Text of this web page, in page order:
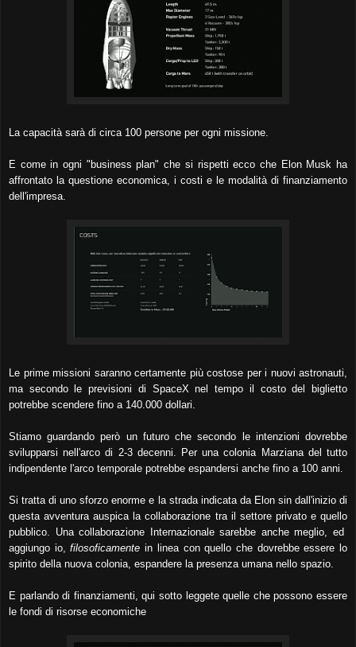
La capacità sarà di circa 100 persone per ogni missione.
E come in ogni "business plan" che si rispetti ecco che Elon Musk ha
affrontato la questione economica, i costi e le modalità di finanziamento
dell'impresa.
Le prime missioni saranno certamente più costose per i nuovi astronauti,
ma secondo le previsioni di SpaceX nel tempo il costo del biglietto
potrebbe scendere fino a 140.000 dollari.
Stiamo guardando però un futuro che secondo le intenzioni dovrebbe
svilupparsi nell'arco di 2-3 decenni. Per una colonia Marziana del tutto
indipendente l'arco temporale potrebbe espandersi anche fino a 100 anni.
Si tratta di uno sforzo enorme e la strada indicata da Elon sin dall'inizio di
questa avventura auspica la collaborazione tra il settore privato e quello
pubblico. Una collaborazione Internazionale sarebbe anche meglio, ed
aggiungo io,filosoficamente in linea con quello che dovrebbe essere lo
spirito della nuova colonia, espandere la presenza umana nello spazio.
E parlando di finanziamenti, qui sotto leggete quelle che possono essere
le fondi di risorse economiche